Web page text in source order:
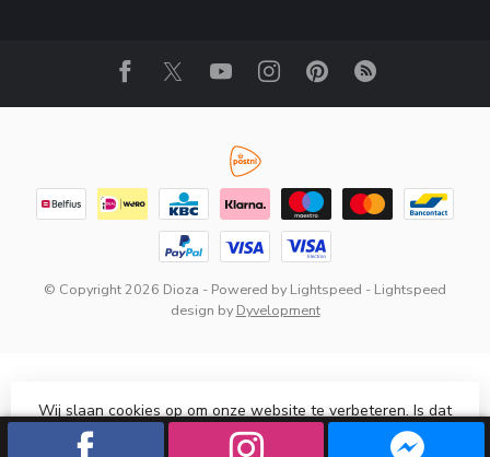
© Copyright 2026 Dioza - Powered by Lightspeed - Lightspeed
design by Dyvelopment
Wij slaan cookies op om onze website te verbeteren. Is dat
akkoord?
Nee Meer over cookies »